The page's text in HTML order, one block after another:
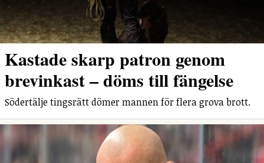
Kastade skarp patron genom
brevinkast – döms till fängelse
Södertälje tingsrätt dömer mannen för flera grova brott.